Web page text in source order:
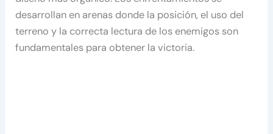
desarrollan en arenas donde la posición, el uso del
terreno y la correcta lectura de los enemigos son
fundamentales para obtener la victoria.